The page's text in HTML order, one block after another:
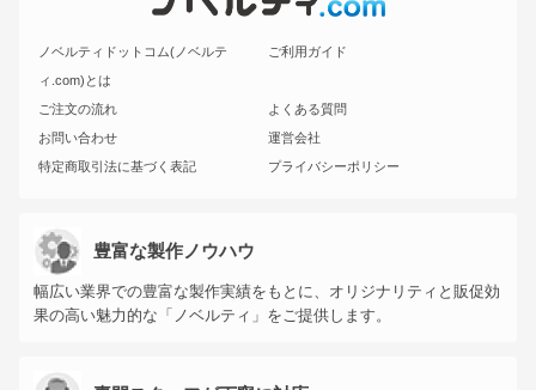
ノベルティドットコム(ノベルテ
ィ.com)とは
ご利用ガイド
ご注文の流れ
よくある質問
お問い合わせ
運営会社
特定商取引法に基づく表記
プライバシーポリシー
豊富な製作ノウハウ
幅広い業界での豊富な製作実績をもとに、オリジナリティと販促効
果の高い魅力的な「ノベルティ」をご提供します。